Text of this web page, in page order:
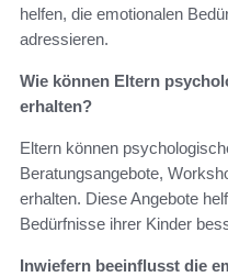
helfen, die emotionalen
adressieren.
Wie können Eltern
erhalten?
Eltern können
Beratungsangebote,
erhalten. Diese Angebote
Bedürfnisse ihrer Kinder
Inwiefern beeinflusst die